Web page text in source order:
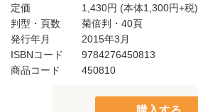
定価 1,430円 (本体1,300円+税)
判型・頁数
菊倍判・40頁
発行年月
2015年3月
ISBNコード
9784276450813
商品コード
450810